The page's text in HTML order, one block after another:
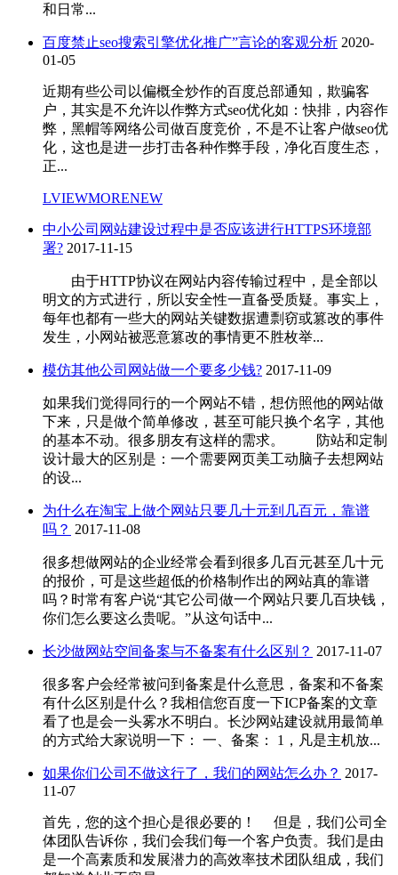
和日常...
百度禁止seo搜索引擎优化推广”言论的客观分析 2020-
01-05
近期有些公司以偏概全炒作的百度总部通知，欺骗客
户，其实是不允许以作弊方式seo优化如：快排，内容作
弊，黑帽等网络公司做百度竞价，不是不让客户做seo优
化，这也是进一步打击各种作弊手段，净化百度生态，
正...
LVIEWMORENEW
中小公司网站建设过程中是否应该进行HTTPS环境部
署? 2017-11-15
由于HTTP协议在网站内容传输过程中，是全部以
明文的方式进行，所以安全性一直备受质疑。事实上，
每年也都有一些大的网站关键数据遭剽窃或篡改的事件
发生，小网站被恶意篡改的事情更不胜枚举...
模仿其他公司网站做一个要多少钱? 2017-11-09
如果我们觉得同行的一个网站不错，想仿照他的网站做
下来，只是做个简单修改，甚至可能只换个名字，其他
的基本不动。很多朋友有这样的需求。 防站和定制
设计最大的区别是：一个需要网页美工动脑子去想网站
的设...
为什么在淘宝上做个网站只要几十元到几百元，靠谱
吗？ 2017-11-08
很多想做网站的企业经常会看到很多几百元甚至几十元
的报价，可是这些超低的价格制作出的网站真的靠谱
吗？时常有客户说“其它公司做一个网站只要几百块钱，
你们怎么要这么贵呢。”从这句话中...
长沙做网站空间备案与不备案有什么区别？ 2017-11-07
很多客户会经常被问到备案是什么意思，备案和不备案
有什么区别是什么？我相信您百度一下ICP备案的文章
看了也是会一头雾水不明白。长沙网站建设就用最简单
的方式给大家说明一下： 一、备案： 1，凡是主机放...
如果你们公司不做这行了，我们的网站怎么办？ 2017-
11-07
首先，您的这个担心是很必要的！ 但是，我们公司全
体团队告诉你，我们会我们每一个客户负责。我们是由
是一个高素质和发展潜力的高效率技术团队组成，我们